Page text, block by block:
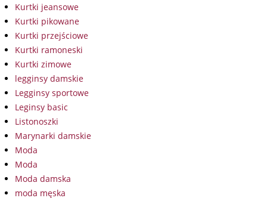
Kurtki jeansowe
Kurtki pikowane
Kurtki przejściowe
Kurtki ramoneski
Kurtki zimowe
legginsy damskie
Legginsy sportowe
Leginsy basic
Listonoszki
Marynarki damskie
Moda
Moda
Moda damska
moda męska